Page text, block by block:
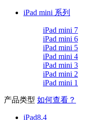
iPad mini 系列
iPad mini 7
iPad mini 6
iPad mini 5
iPad mini 4
iPad mini 3
iPad mini 2
iPad mini 1
产品类型 如何查看？
iPad8,4